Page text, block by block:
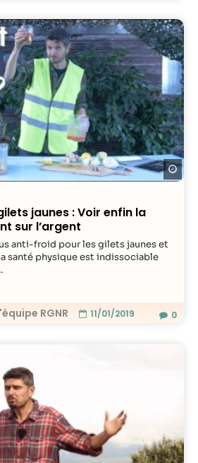
jaunes : Voir enfin la
sur l’argent
RGNR 11/01/2019
anti-froid pour les gilets jaunes et
santé physique est indissociable
0